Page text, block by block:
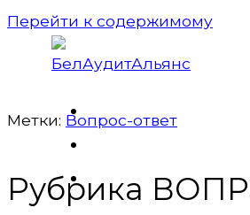
Перейти к содержимому
Метки: Вопрос-ответ
Рубрика